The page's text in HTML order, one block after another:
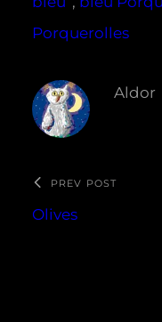
Porquerolles
Aldor
PREV POST
Olives